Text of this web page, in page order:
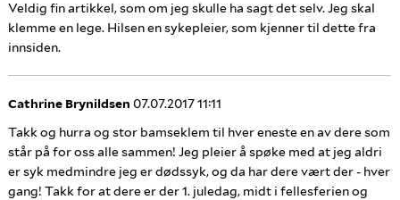
Veldig fin artikkel, som om jeg skulle ha sagt det selv. Jeg skal
klemme en lege. Hilsen en sykepleier, som kjenner til dette fra
innsiden.
Cathrine Brynildsen 07.07.2017 11:11
Takk og hurra og stor bamseklem til hver eneste en av dere som
står på for oss alle sammen! Jeg pleier å spøke med at jeg aldri
er syk medmindre jeg er dødssyk, og da har dere vært der - hver
gang! Takk for at dere er der 1. juledag, midt i fellesferien og